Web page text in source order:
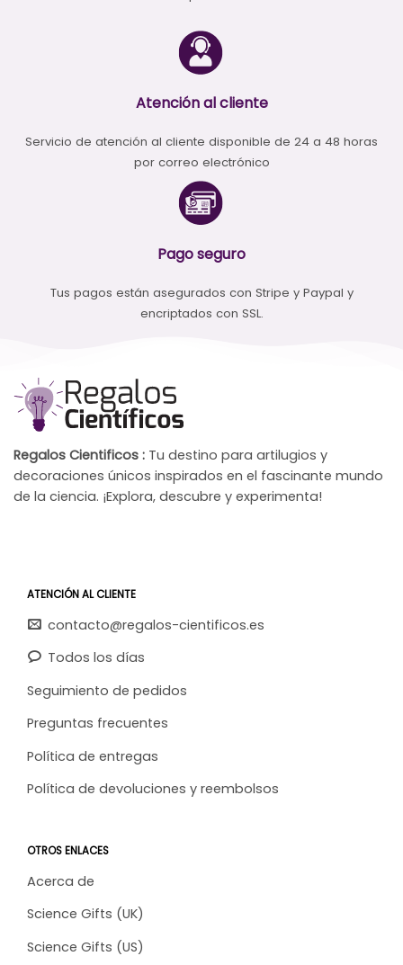
Atención al cliente
Servicio de atención al cliente disponible de 24 a 48 horas
por correo electrónico
Pago seguro
Tus pagos están asegurados con Stripe y Paypal y
encriptados con SSL.
Regalos Cientificos : Tu destino para artilugios y
decoraciones únicos inspirados en el fascinante mundo
de la ciencia. ¡Explora, descubre y experimenta!
ATENCIÓN AL CLIENTE
contacto@regalos-cientificos.es
Todos los días
Seguimiento de pedidos
Preguntas frecuentes
Política de entregas
Política de devoluciones y reembolsos
OTROS ENLACES
Acerca de
Science Gifts (UK)
Science Gifts (US)